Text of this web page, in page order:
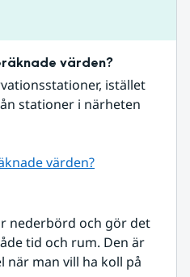
värden?
istället
stationer i närheten
värden?
nederbörd och gör det
tid och rum. Den är
man vill ha koll på